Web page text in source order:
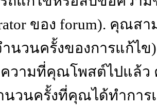
ของ forum). คุณส
ำนวนครั้งของการแก้ไ
วามที่คุณโพสต์ไปแล้ว
วนครั้งที่คุณได้ทำการ